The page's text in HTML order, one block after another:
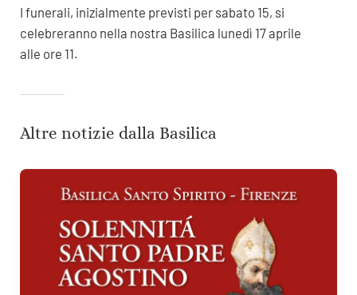
I funerali, inizialmente previsti per sabato 15, si
celebreranno nella nostra Basilica lunedì 17 aprile
alle ore 11.
Altre notizie dalla Basilica